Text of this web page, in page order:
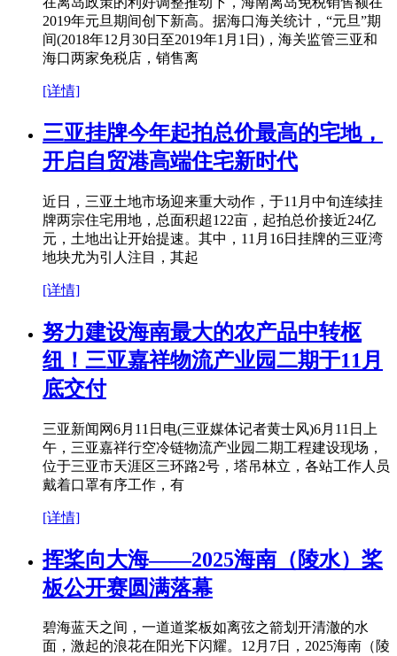
2019年元旦期间创下新高。据海口海关统计，“元旦”期
间(2018年12月30日至2019年1月1日)，海关监管三亚和
海口两家免税店，销售离
[详情]
三亚挂牌今年起拍总价最高的宅地，
开启自贸港高端住宅新时代
近日，三亚土地市场迎来重大动作，于11月中旬连续挂
牌两宗住宅用地，总面积超122亩，起拍总价接近24亿
元，土地出让开始提速。其中，11月16日挂牌的三亚湾
地块尤为引人注目，其起
[详情]
努力建设海南最大的农产品中转枢
纽！三亚嘉祥物流产业园二期于11月
底交付
三亚新闻网6月11日电(三亚媒体记者黄士风)6月11日上
午，三亚嘉祥行空冷链物流产业园二期工程建设现场，
位于三亚市天涯区三环路2号，塔吊林立，各站工作人员
戴着口罩有序工作，有
[详情]
挥桨向大海——2025海南（陵水）桨
板公开赛圆满落幕
碧海蓝天之间，一道道桨板如离弦之箭划开清澈的水
面，激起的浪花在阳光下闪耀。12月7日，2025海南（陵